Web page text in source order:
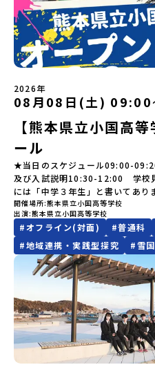
開始日の前日：40％・プログラ
の不参加またはプログラム開始
天候などの状況等によって開催を
の場合は原則、開催日1週間前ま
行人数に達しなかった場合は、
メールにてご連絡いたします。
ご質問についてはこちらをご確認
ログラム主催：一般財団法人地域
「意志ある若者にあふれる持続可
ビジョンを掲げ、2017年3月に
す。日本全国約200の高校と連携
越えて生徒一人ひとりの夢や価値
過ごすことができるシステム「
教育事業や地域活性モデルをつ
団法人地域・教育魅力化プラッ
者：岩本 悠所在地：〒690-0842
みらいBASE2階 その他所在地
お問い合わせ先担当：小川・
ためし地域留学体験」のプログラ
中！ぜひご登録ください♪地域み
けど大丈夫？」「どんな体験が
や、中学生のみなさんの素朴な
す。チャットでの質問も可能です
してご参加ください。▼お申し
規約への同意プログラムへの参
い。・抽選による参加者決定につ
ら抽選の上、締め切り日から1週
ただいたメールアドレス宛に「
ます。当選者は、メールに記載
ていただきます。当選確認フォー
い場合は、当選を取り消しとさせ
あった場合は、繰り上げ当選者へ
メールアドレスの変更をご希望の
LINEよりご連絡をお願いします
知メールをお受け取りいただけま
「@miratabi.jp」からのメール
します。※結果に関する個別のお
ので、ご了承ください。・お申
限りです。PC・スマートフォン
変更はできません。お申込時は
注意ください。・宿泊について
いただく予定です。・食事アレル
レルギー対応希望にはお応えしか
要な場合は必ず事前にご相談く
なくなった場合について参加決
い。やむを得ないお取り消しの
にあたり、保護者様が特に気に
ト体制」についても詳しく解説し
軽にご視聴ください。🎬 [アーカ
https://youtu.be/
【STEP 2】出水市・出水工業高
水工業高校」の内容を具体的に
たうえで、「出水市では具体的に
の？」という疑問にお答えする説
な文化や、2泊3日のプログラムの
日 時： 6月9日日(水)19:00-
ろ？プログラム詳細解説、質疑
mirai.jp/events/091247お気軽に
けど大丈夫？」「どんな体験が
や、中学生のみなさんの素朴な
す。チャットでの質問も可能です
してご参加ください。▼お申し込
規約への同意プログラムへの参加
込みに関する各規約」への同意が
い。・抽選による参加者決定につ
ら抽選の上、締め切り日から1週
ただいたメールアドレス宛に「
ます。当選者は、メールに記載
内に回答いただき、確認フォーム
いただきます。当選確認フォーム
場合は、当選を取り消しとさせて
った場合は、繰り上げ当選者へご
ールアドレスの変更をご希望の
LINEよりご連絡をお願いします
を使いながら、まちの魅力を一緒
体になり「開拓者精神」を育む
は？今回のプログラムを一緒に
いらだて）高校」の生徒たち。
った探究教育」と「自分で考え
自身が「探究プロジェクト」を企
す。机の上で勉強するだけではな
ークを楽しむことができます。
躍する高校生と一緒に交流した
を楽しみ、高校での活動のイメー
会！この地域でしか味わえない
🎵体験のおすすめポイント体験
（PM）「オリエンテーション」
平市の自然を知る -地球のチカラ
ンで夕食」「1日目の振り返り」
（AM）「平舘（たいらだて）高
よう「郷土料理・BBQ」 -高校生
（PM）「“八幡平市”体感ワークショップ」 -あけ
なで振り返り対話＜3日目＞（
り返りワークショップ」 -個人
返り「お土産・昼食」（PM）
てプログラムを変更する場合がご
岩手県八幡平市【実施日程】8月
確定した方には7月9日(木)
ンラインセッション」をご案内す
----＜体験費・宿泊費が無料！＞
が今も残る町！広大な自然と生き
まちの暮らしを一緒に体験してみ
らしが気になる。いつか留学し
き！興味がある！」「自分の進
い！」そんな中学生のみなさん
験」は、日本全国約200の高校と
を送る「地域みらい留学」をプチ
めてのひとり旅でも安心！現地で
いたします。今回のフィールド
う）」北海道の東に位置する標
4,600人の町。東の水平線の奥に
しりとう）、西には世界遺産に
れとこはんとう）、鶴や白鳥な
（のつけはんとう）をながめるこ
広がる牛の酪農（らくのう）もさ
物が豊かな町です！標津町はさら
有名。江戸時代には将軍家にも贈
産」に登録されています。一万年
とともに人々の豊かな暮らしがあ
ら、人々の間で大切に守り受け
山・海・川がもたらす恵みに深
も息づく「命の循環」です。日本
の伝統産業や、雄大な知床の裾野
の営みの一部として共生してきた
は、地域と連携して「食」を考
すすめの一つです。生徒たちが地
を行い、町内の学校給食に「標
2026年
08月08日(土) 09:00
【熊本県立小国高
ール
★当日のスケジュール09:00-
及び入試説明10:30-12:00 学校
には「中学３年生」と書いてあり
す！
開催場所 熊本県立小国高等学校
出演 熊本県立小国高等学校
#オフライン(対面) #普通科
#地域連携・実践型探究 #雪